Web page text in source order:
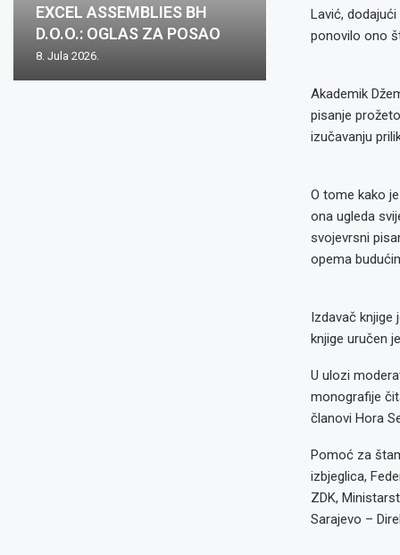
Lavić,
ponovilo ono
Akademik
pisanje
izučavanju
O tome kako
ona ugleda
svojevrsni
opema
Izdavač knjige
knjige uručen
U ulozi
monografije
članovi Hora
Pomoć za
izbjeglica,
ZDK,
Sarajevo –
EXCEL ASSEMBLIES BH
D.O.O.: OGLAS ZA POSAO
8. Jula 2026.
Zovko Žepče:
posao
Zovko d.o.o.:
posao
Oglas za
nabave m/ž
mjesto: